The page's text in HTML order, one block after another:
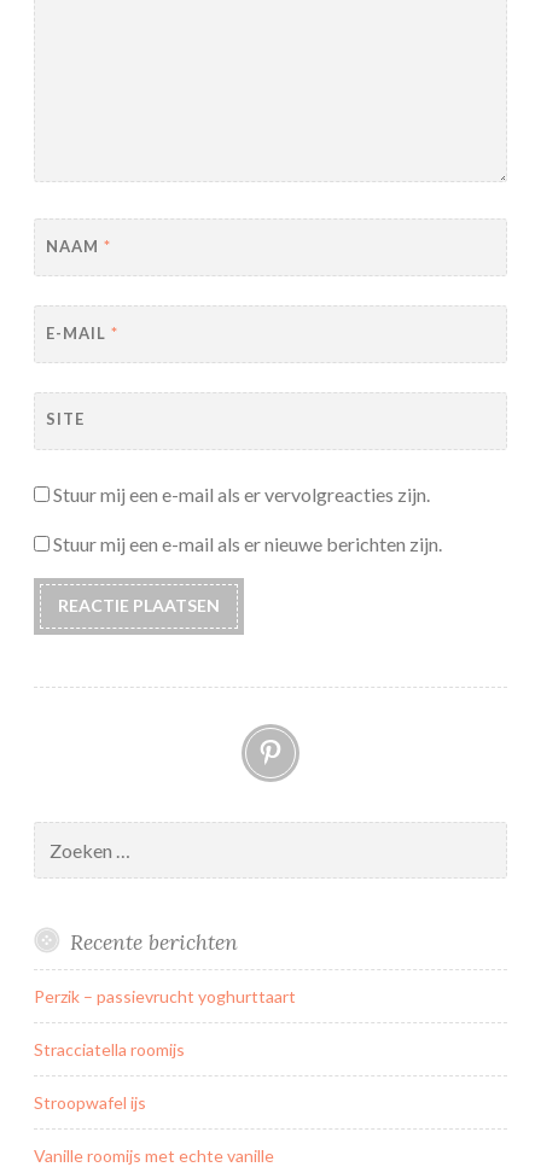
NAAM *
E-MAIL *
SITE
Stuur mij een e-mail als er vervolgreacties zijn.
Stuur mij een e-mail als er nieuwe berichten zijn.
Pinterest
naar:
Recente berichten
Perzik – passievrucht yoghurttaart
Stracciatella roomijs
Stroopwafel ijs
Vanille roomijs met echte vanille